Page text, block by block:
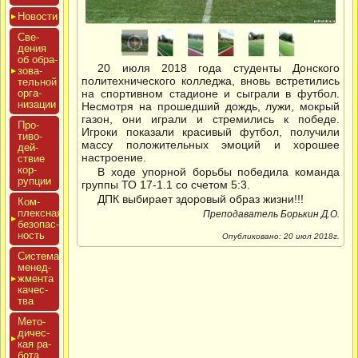
Новос­ти
Све­
дения
об об­ра­
зова­
тель­ной
ор­га­
низа­ции
Про­
тиво­
дей­
ствие
кор­
рупции
Ком­
плексная
бе­зопас­
ность
Сис­те­ма
ме­нед­
жмен­та
ка­чес­
тва
Мето­
дичес­
кая ра­
бота
20 июля 2018 года студенты Донского
политехнического колледжа, вновь встретились
на спортивном стадионе и сыграли в футбол.
Несмотря на прошедший дождь, лужи, мокрый
газон, они играли и стремились к победе.
Игроки показали красивый футбол, получили
массу положительных эмоций и хорошее
настроение.
В ходе упорной борьбы победила команда
группы ТО 17-1.1 со счетом 5:3.
ДПК выбирает здоровый образ жизни!!!
Преподаватель Борькин Д.О.
Опубликовано: 20 июл 2018г.